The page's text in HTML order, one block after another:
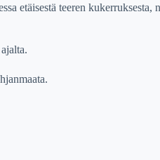
etäisestä teeren kukerruksesta,